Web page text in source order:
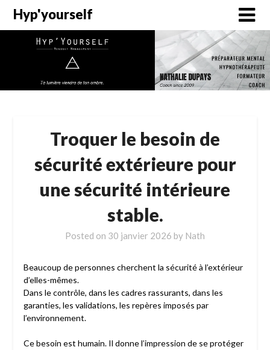
Hyp'yourself
Troquer le besoin de
sécurité extérieure pour
une sécurité intérieure
stable.
Posted on 30 janvier 2026 by Nath
Beaucoup de personnes cherchent la sécurité à l’extérieur
d’elles-mêmes.
Dans le contrôle, dans les cadres rassurants, dans les
garanties, les validations, les repères imposés par
l’environnement.
Ce besoin est humain. Il donne l’impression de se protéger